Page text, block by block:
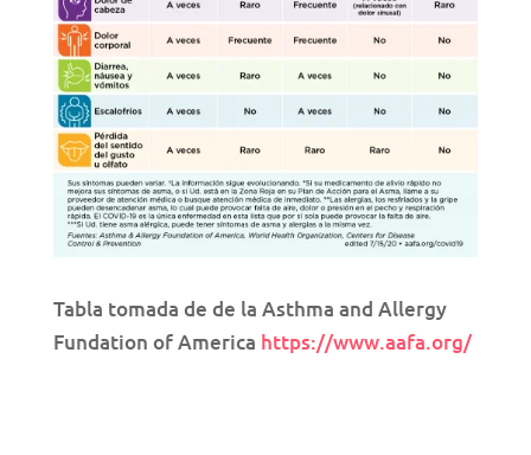
Tabla tomada de de la Asthma and Allergy
Fundation of America https://www.aafa.org/